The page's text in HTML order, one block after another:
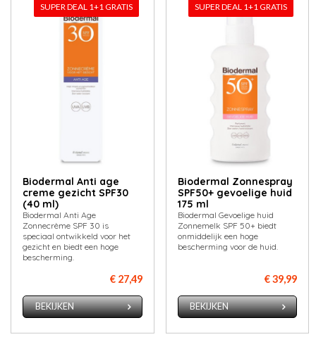
SUPER DEAL 1+1 GRATIS
Biodermal Anti age
creme gezicht SPF30
(40 ml)
Biodermal Anti Age
Zonnecrème SPF 30 is
speciaal ontwikkeld voor het
gezicht en biedt een hoge
bescherming.
€ 27,49
BEKIJKEN
SUPER DEAL 1+1 GRATIS
Biodermal Zonnespray
SPF50+ gevoelige huid
175 ml
Biodermal Gevoelige huid
Zonnemelk SPF 50+ biedt
onmiddelijk een hoge
bescherming voor de huid.
€ 39,99
BEKIJKEN